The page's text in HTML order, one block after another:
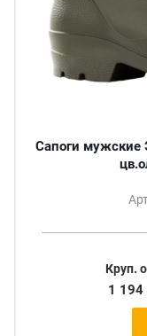
Сапоги мужские
Круп.
1 194